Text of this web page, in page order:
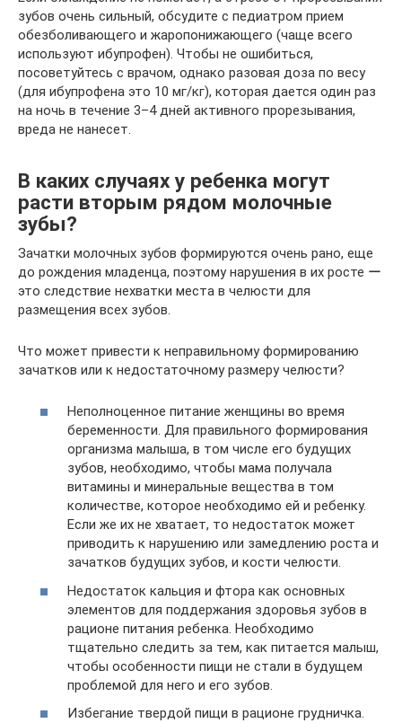
зубов очень сильный, обсудите с педиатром прием
обезболивающего и жаропонижающего (чаще всего
используют ибупрофен). Чтобы не ошибиться,
посоветуйтесь с врачом, однако разовая доза по весу
(для ибупрофена это 10 мг/кг), которая дается один раз
на ночь в течение 3–4 дней активного прорезывания,
вреда не нанесет.
В каких случаях у ребенка могут
расти вторым рядом молочные
зубы?
Зачатки молочных зубов формируются очень рано, еще
до рождения младенца, поэтому нарушения в их росте ー
это следствие нехватки места в челюсти для
размещения всех зубов.
Что может привести к неправильному формированию
зачатков или к недостаточному размеру челюсти?
Неполноценное питание женщины во время
беременности. Для правильного формирования
организма малыша, в том числе его будущих
зубов, необходимо, чтобы мама получала
витамины и минеральные вещества в том
количестве, которое необходимо ей и ребенку.
Если же их не хватает, то недостаток может
приводить к нарушению или замедлению роста и
зачатков будущих зубов, и кости челюсти.
Недостаток кальция и фтора как основных
элементов для поддержания здоровья зубов в
рационе питания ребенка. Необходимо
тщательно следить за тем, как питается малыш,
чтобы особенности пищи не стали в будущем
проблемой для него и его зубов.
Избегание твердой пищи в рационе грудничка.